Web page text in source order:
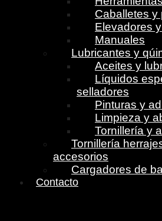
Caballetes y
Elevadores
Manuales
Lubricantes y
Aceites y
Líquidos
selladores
Pinturas y
Limpieza y
Tornillería y
Tornillería
accesorios
Cargadores de
Contacto